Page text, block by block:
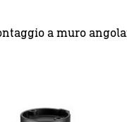
a muro